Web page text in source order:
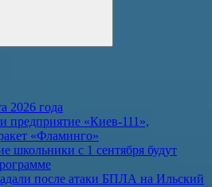
2026 года
предприятие «Киев-111»,
«Фламинго»
школьники с 1 сентября будут
после атаки БПЛА на Ильский